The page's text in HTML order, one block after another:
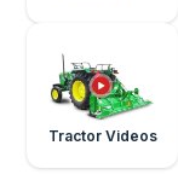
Tractor Videos